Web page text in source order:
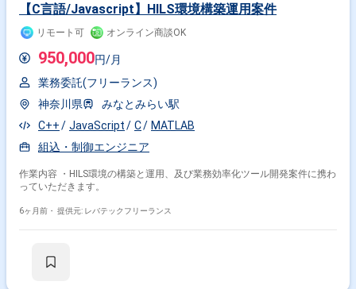
【C言語/Javascript】HILS環境構築運用案件
リモート可 オンライン商談OK
950,000円/月
業務委託(フリーランス)
神奈川県
みなとみらい駅
C++
JavaScript C
MATLAB
組込・制御エンジニア
作業内容 ・HILS環境の構築と運用、及び業務効率化ツール開発案件に携わ
っていただきます。
6ヶ月前・ 提供元: レバテックフリーランス